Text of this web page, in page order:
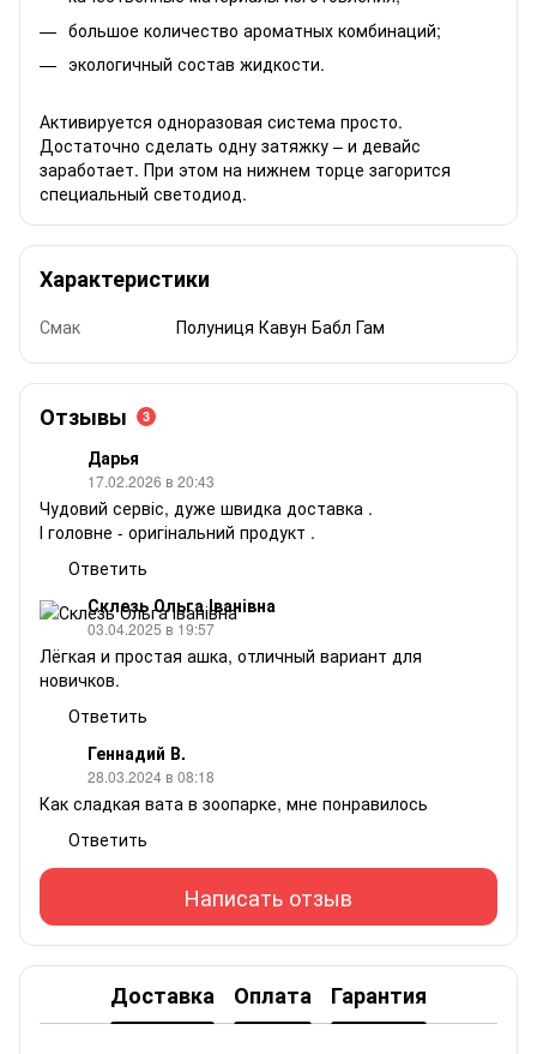
большое количество ароматных комбинаций;
экологичный состав жидкости.
Активируется одноразовая система просто.
Достаточно сделать одну затяжку – и девайс
заработает. При этом на нижнем торце загорится
специальный светодиод.
Характеристики
Смак Полуниця Кавун Бабл Гам
Отзывы 3
Дарья
17.02.2026 в 20:43
Чудовий сервіс, дуже швидка доставка .
І головне - оригінальний продукт .
Ответить
Склезь Ольга Іванівна
03.04.2025 в 19:57
Лёгкая и простая ашка, отличный вариант для
новичков.
Ответить
Геннадий В.
28.03.2024 в 08:18
Как сладкая вата в зоопарке, мне понравилось
Ответить
Написать отзыв
Доставка Оплата Гарантия